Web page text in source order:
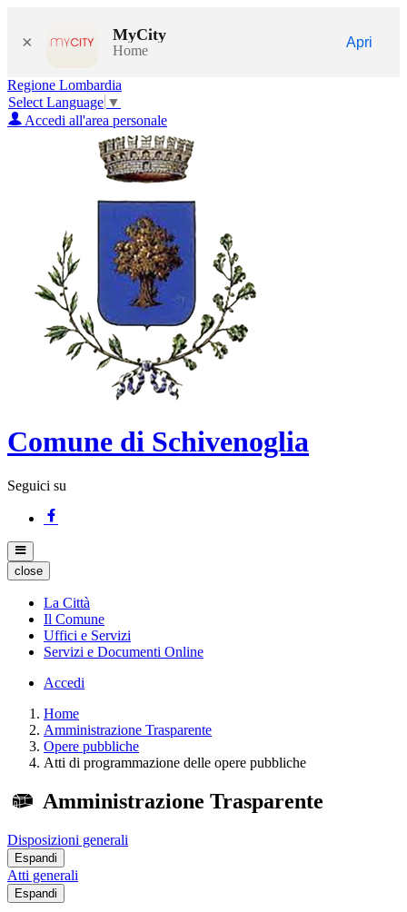
× MyCity
Home
Apri
Regione Lombardia
Select Language ▼
Accedi all'area personale
Comune di Schivenoglia
Seguici su
close
La Città
Il Comune
Uffici e Servizi
Servizi e Documenti Online
Accedi
Home
Amministrazione Trasparente
Opere pubbliche
Atti di programmazione delle opere pubbliche
Amministrazione Trasparente
Disposizioni generali
Espandi
Atti generali
Espandi